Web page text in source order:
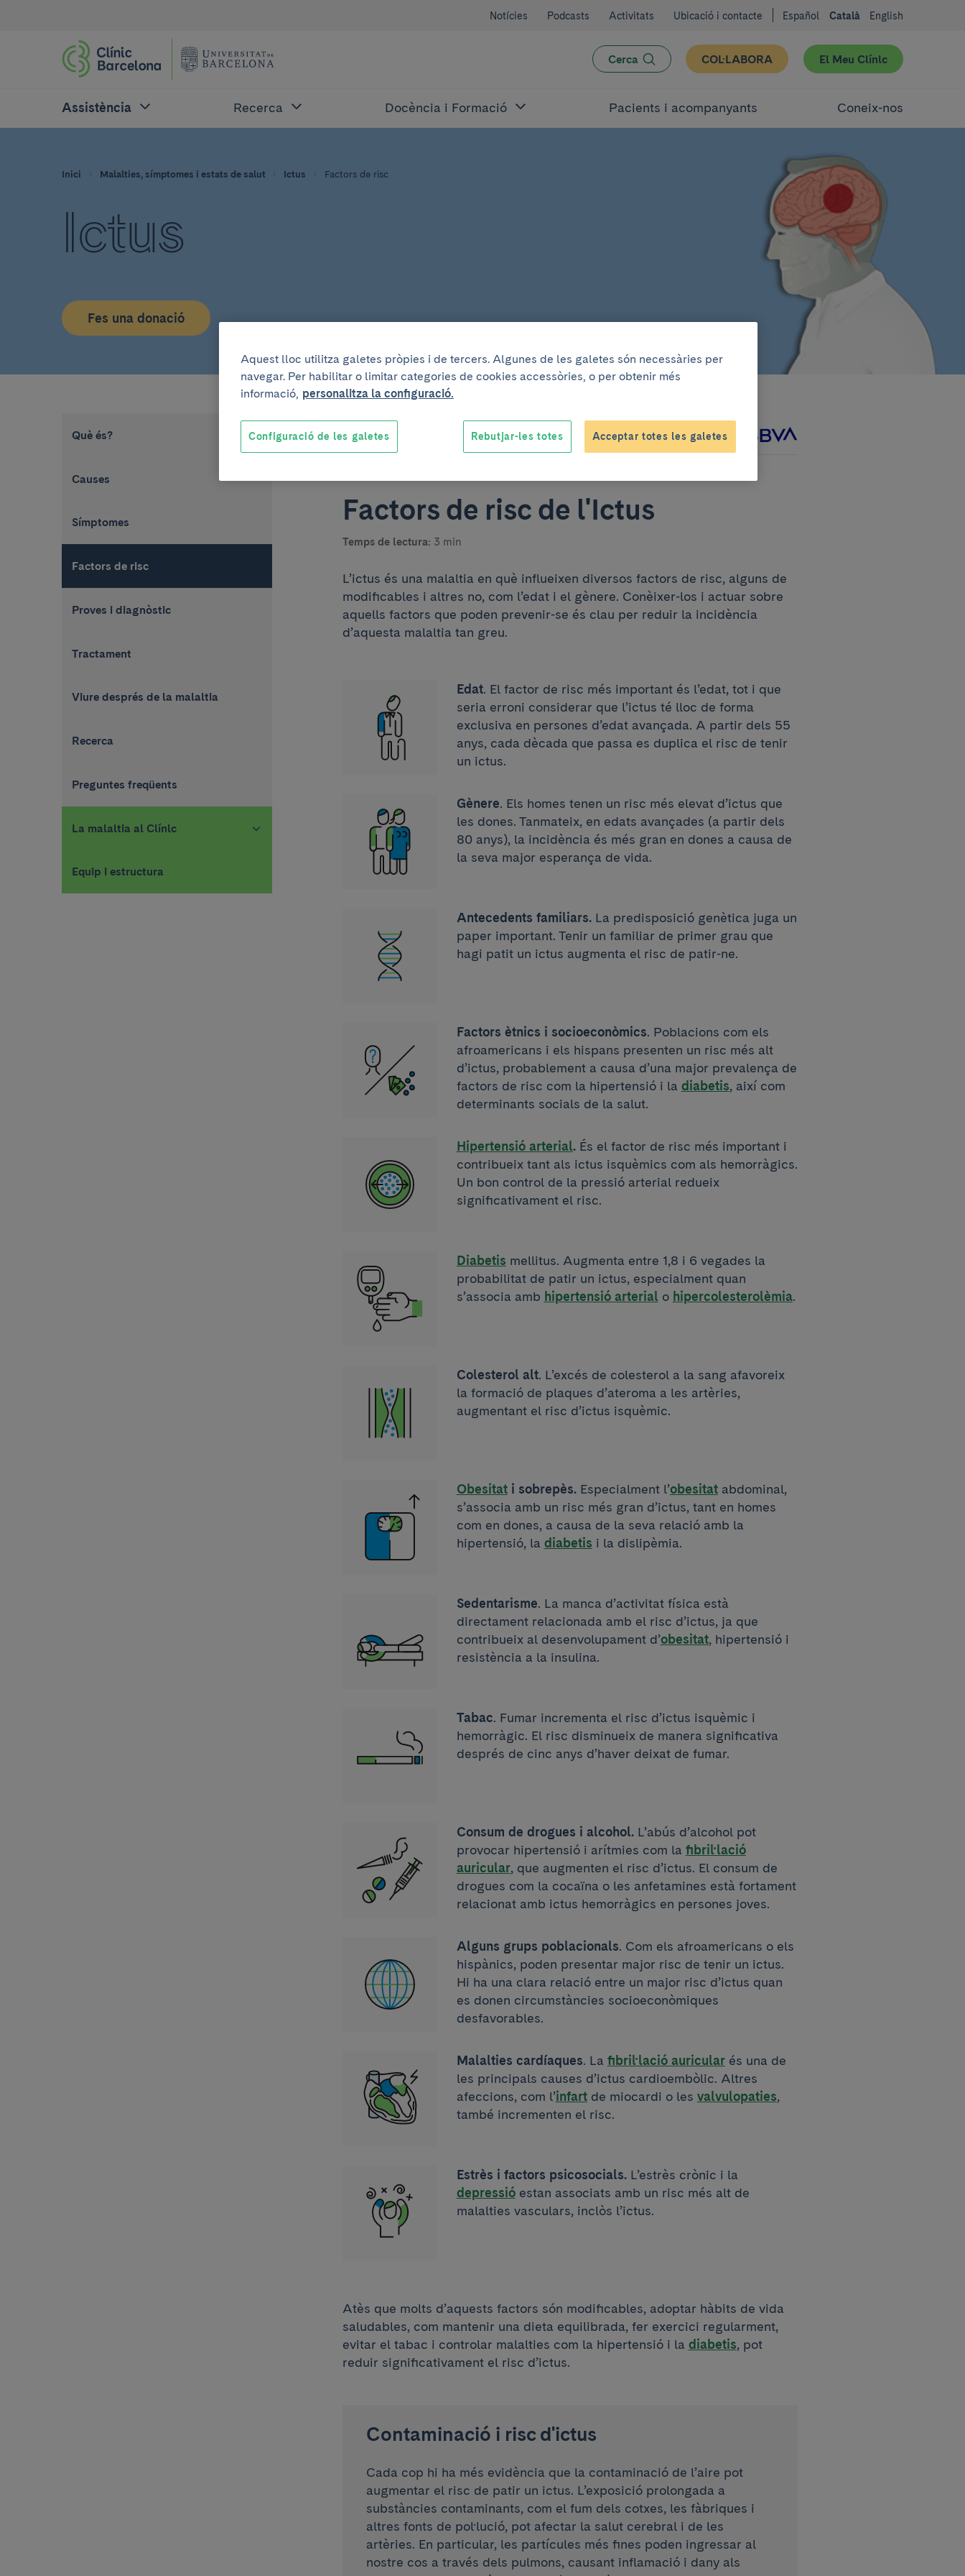
Notícies Podcasts Activitats Ubicació i contacte Español Català English
Cerca COL·LABORA El Meu Clínic
Assistència Recerca Docència i Formació Pacients i acompanyants Coneix-nos
Inici Malalties, símptomes i estats de salut Ictus Factors de risc
Ictus
Fes una donació
Què és?
Causes
Símptomes
Factors de risc
Proves i diagnòstic
Tractament
Viure després de la malaltia
Recerca
Preguntes freqüents
La malaltia al Clínic
Equip i estructura
Un projecte elaborat conjuntament amb
Factors de risc de l'Ictus
Temps de lectura: 3 min
L’ictus és una malaltia en què influeixen diversos factors de risc, alguns de
modificables i altres no, com l’edat i el gènere. Conèixer-los i actuar sobre
aquells factors que poden prevenir-se és clau per reduir la incidència
d’aquesta malaltia tan greu.
Edat. El factor de risc més important és l’edat, tot i que
seria erroni considerar que l’ictus té lloc de forma
exclusiva en persones d’edat avançada. A partir dels 55
anys, cada dècada que passa es duplica el risc de tenir
un ictus.
Gènere. Els homes tenen un risc més elevat d’ictus que
les dones. Tanmateix, en edats avançades (a partir dels
80 anys), la incidència és més gran en dones a causa de
la seva major esperança de vida.
Antecedents familiars.La predisposició genètica juga un
paper important. Tenir un familiar de primer grau que
hagi patit un ictus augmenta el risc de patir-ne.
Factors ètnics i socioeconòmics. Poblacions com els
afroamericans i els hispans presenten un risc més alt
d’ictus, probablement a causa d’una major prevalença de
factors de risc com la hipertensió i la diabetis, així com
determinants socials de la salut.
Hipertensió arterial. És el factor de risc més important i
contribueix tant als ictus isquèmics com als hemorràgics.
Un bon control de la pressió arterial redueix
significativament el risc.
Diabetis mellitus. Augmenta entre 1,8 i 6 vegades la
probabilitat de patir un ictus, especialment quan
s’associa amb hipertensió arterial o hipercolesterolèmia.
Colesterol alt. L’excés de colesterol a la sang afavoreix
la formació de plaques d’ateroma a les artèries,
augmentant el risc d’ictus isquèmic.
Obesitati sobrepès.Especialment l’obesitatabdominal,
s’associa amb un risc més gran d’ictus, tant en homes
com en dones, a causa de la seva relació amb la
hipertensió, la diabetis i la dislipèmia.
Sedentarisme. La manca d’activitat física està
directament relacionada amb el risc d’ictus, ja que
contribueix al desenvolupament d’obesitat, hipertensió i
resistència a la insulina.
Tabac. Fumar incrementa el risc d’ictus isquèmic i
hemorràgic. El risc disminueix de manera significativa
després de cinc anys d’haver deixat de fumar.
Consum de drogues i alcohol. L’abús d’alcohol pot
provocar hipertensió i arítmies com la fibril·lació
auricular, que augmenten el risc d’ictus. El consum de
drogues com la cocaïna o les anfetamines està fortament
relacionat amb ictus hemorràgics en persones joves.
Alguns grups poblacionals. Com els afroamericans o els
hispànics, poden presentar major risc de tenir un ictus.
Hi ha una clara relació entre un major risc d’ictus quan
es donen circumstàncies socioeconòmiques
desfavorables.
Malalties cardíaques. La fibril·lació auricularés una de
les principals causes d’ictus cardioembòlic. Altres
afeccions, com l’infartde miocardi o les valvulopaties,
també incrementen el risc.
Estrès i factors psicosocials.L’estrès crònic i la
depressióestan associats amb un risc més alt de
malalties vasculars, inclòs l’ictus.
Atès que molts d’aquests factors són modificables, adoptar hàbits de vida
saludables, com mantenir una dieta equilibrada, fer exercici regularment,
evitar el tabac i controlar malalties com la hipertensió i la diabetis, pot
reduir significativament el risc d’ictus.
Contaminació i risc d'ictus
Cada cop hi ha més evidència que la contaminació de l’aire pot
augmentar el risc de patir un ictus. L’exposició prolongada a
substàncies contaminants, com el fum dels cotxes, les fàbriques i
altres fonts de pol·lució, pot afectar la salut cerebral i de les
artèries. En particular, les partícules més fines poden ingressar al
nostre cos a través dels pulmons, causant inflamació i dany als
Aquest lloc utilitza galetes pròpies i de tercers. Algunes de les galetes són necessàries per
navegar. Per habilitar o limitar categories de cookies accessòries, o per obtenir més
informació, personalitza la configuració.
Rebutjar-les totes Acceptar totes les galetes
Configuració de les galetes